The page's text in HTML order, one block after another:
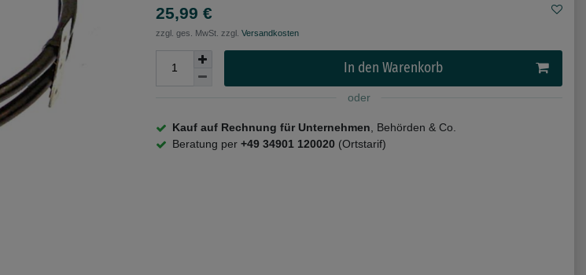
25,99 €
zzgl. ges. MwSt. zzgl. Versandkosten
In den Warenkorb
oder
Kauf auf Rechnung für Unternehmen , Behörden & Co.
Beratung per +49 34901 120020 (Ortstarif)